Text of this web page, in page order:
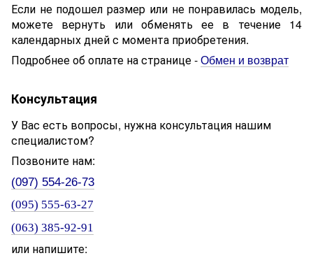
Если не подошел размер или не понравилась модель,
можете вернуть или обменять ее в течение 14
календарных дней с момента приобретения.
Подробнее об оплате на странице - Обмен и возврат
Консультация
У Вас есть вопросы, нужна консультация нашим
специалистом?
Позвоните нам:
(097) 554-26-73
(095) 555-63-27
(063) 385-92-91
или напишите: